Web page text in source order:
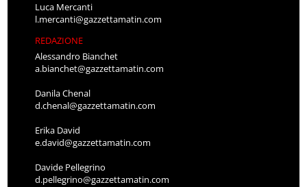
Luca Mercanti
l.mercanti@gazzettamatin.com
REDAZIONE
Alessandro Bianchet
a.bianchet@gazzettamatin.com
Danila Chenal
d.chenal@gazzettamatin.com
Erika David
e.david@gazzettamatin.com
Davide Pellegrino
d.pellegrino@gazzettamatin.com